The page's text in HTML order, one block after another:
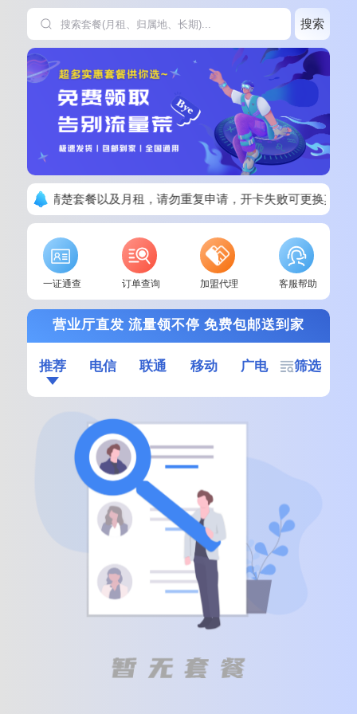
搜索
下单请看清楚套餐以及月租，请勿重复申请，开卡失败可更换其他
一证通查 订单查询 加盟代理 客服帮助
营业厅直发 流量领不停 免费包邮送到家
推荐 电信 联通 移动 广电 筛选